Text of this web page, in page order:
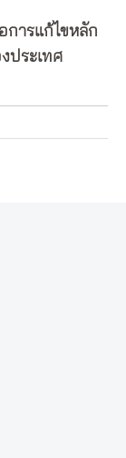
ารแก้ไขหลัก
ประเทศ